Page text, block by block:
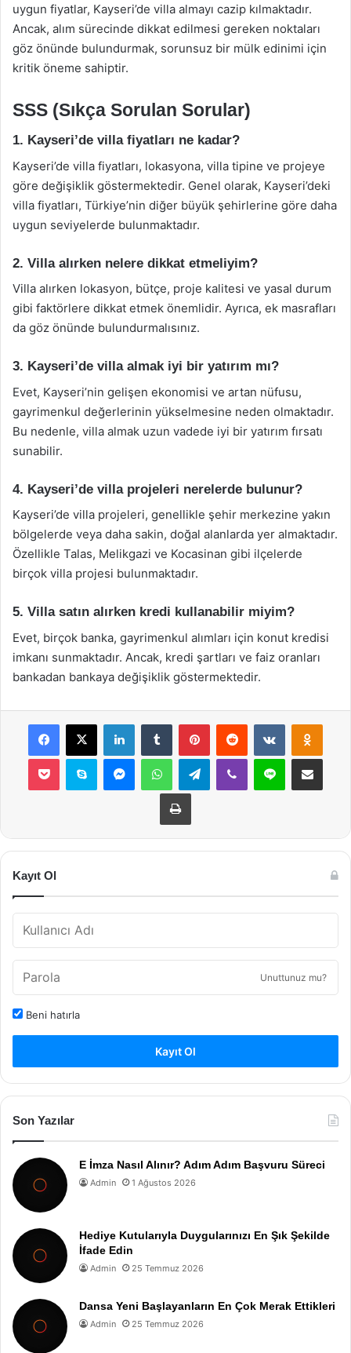
uygun fiyatlar, Kayseri’de villa almayı cazip kılmaktadır.
Ancak, alım sürecinde dikkat edilmesi gereken noktaları
göz önünde bulundurmak, sorunsuz bir mülk edinimi için
kritik öneme sahiptir.
SSS (Sıkça Sorulan Sorular)
1. Kayseri’de villa fiyatları ne kadar?
Kayseri’de villa fiyatları, lokasyona, villa tipine ve projeye
göre değişiklik göstermektedir. Genel olarak, Kayseri’deki
villa fiyatları, Türkiye’nin diğer büyük şehirlerine göre daha
uygun seviyelerde bulunmaktadır.
2. Villa alırken nelere dikkat etmeliyim?
Villa alırken lokasyon, bütçe, proje kalitesi ve yasal durum
gibi faktörlere dikkat etmek önemlidir. Ayrıca, ek masrafları
da göz önünde bulundurmalısınız.
3. Kayseri’de villa almak iyi bir yatırım mı?
Evet, Kayseri’nin gelişen ekonomisi ve artan nüfusu,
gayrimenkul değerlerinin yükselmesine neden olmaktadır.
Bu nedenle, villa almak uzun vadede iyi bir yatırım fırsatı
sunabilir.
4. Kayseri’de villa projeleri nerelerde bulunur?
Kayseri’de villa projeleri, genellikle şehir merkezine yakın
bölgelerde veya daha sakin, doğal alanlarda yer almaktadır.
Özellikle Talas, Melikgazi ve Kocasinan gibi ilçelerde
birçok villa projesi bulunmaktadır.
5. Villa satın alırken kredi kullanabilir miyim?
Evet, birçok banka, gayrimenkul alımları için konut kredisi
imkanı sunmaktadır. Ancak, kredi şartları ve faiz oranları
bankadan bankaya değişiklik göstermektedir.
Facebook
X LinkedInTumblr PinterestReddit VKontakte
Pocket Skype MessengerWhatsAppTelegramViber Line E-Posta ile
Yazdır
Kayıt Ol
Unuttunuz mu?
Beni hatırla
Kayıt Ol
Son Yazılar
E İmza Nasıl Alınır? Adım Adım Başvuru Süreci
Admin 1 Ağustos 2026
Hediye Kutularıyla Duygularınızı En Şık Şekilde
İfade Edin
Admin 25 Temmuz 2026
Dansa Yeni Başlayanların En Çok Merak Ettikleri
Admin 25 Temmuz 2026